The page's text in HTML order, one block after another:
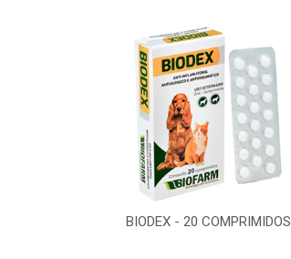
BIODEX - 20 COMPRIMIDOS